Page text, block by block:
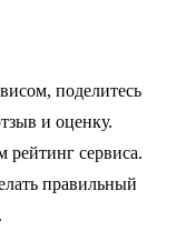
поделитесь
и оценку.
сервиса.
правильный